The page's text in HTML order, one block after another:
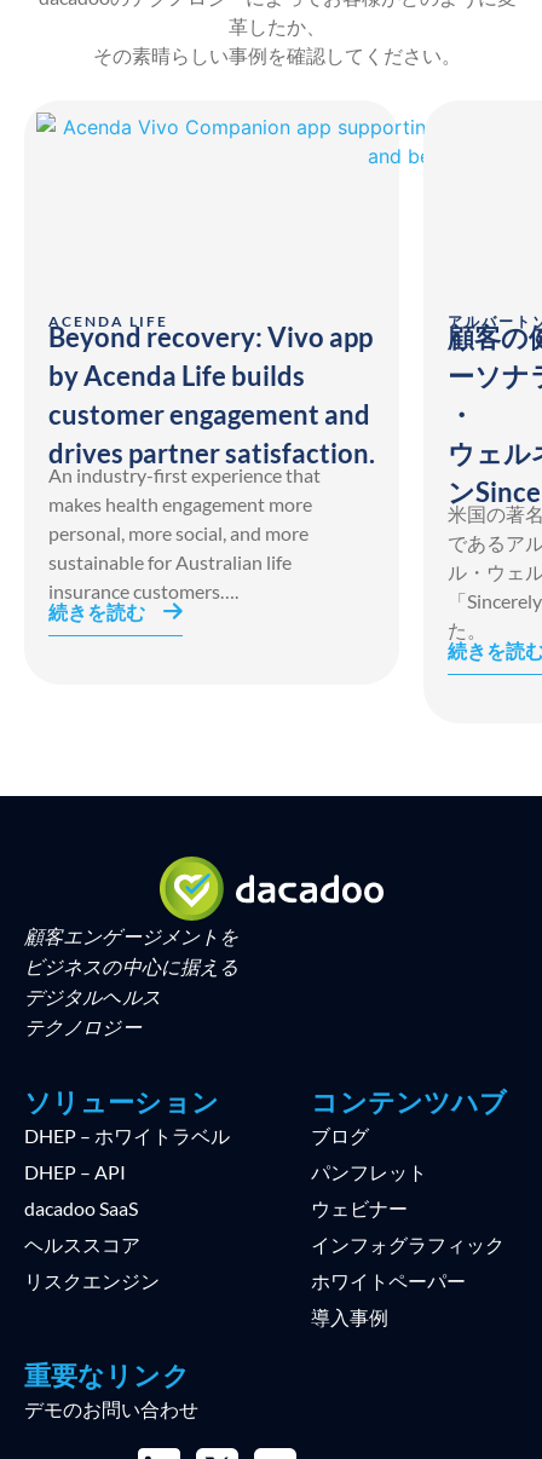
革したか、
その素晴らしい事例を確認してください。
ACENDA LIFE
Beyond recovery: Vivo app
by Acenda Life builds
customer engagement and
drives partner satisfaction.
An industry-first experience that
makes health engagement more
personal, more social, and more
sustainable for Australian life
insurance customers….
続きを読む
アルバート
顧客の
ーソナ
・
ウェル
ン
米国の著
であるア
ル・ウェ
「
た。
続きを読
顧客エンゲージメントを
ビジネスの中心に据える
デジタルヘルス
テクノロジー
ソリューション
DHEP – ホワイトラベル
DHEP – API
dacadoo SaaS
ヘルススコア
リスクエンジン
コンテンツハブ
ブログ
パンフレット
ウェビナー
インフォグラフィック
ホワイトペーパー
導入事例
重要なリンク
デモのお問い合わせ